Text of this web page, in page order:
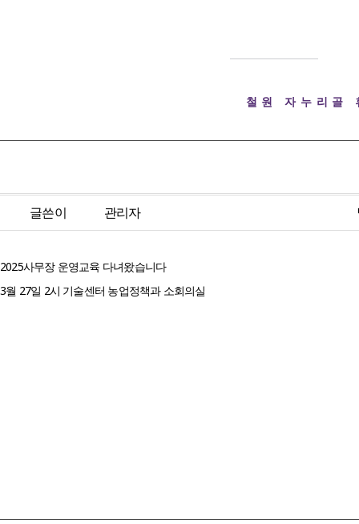
철원 자누리골
글쓴이 관리자
2025사무장 운영교육 다녀왔습니다
3월 27일 2시 기술센터 농업정책과 소회의실